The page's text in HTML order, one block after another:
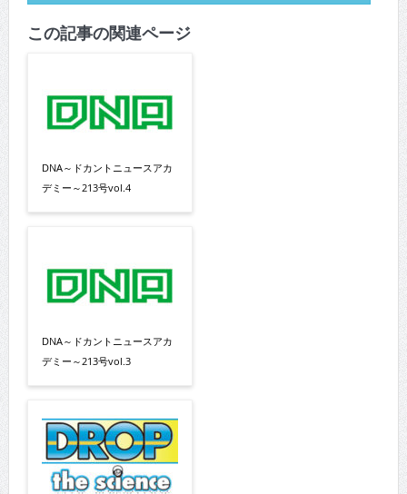
この記事の関連ページ
DNA～ドカントニュースアカ
デミー～213号vol.4
DNA～ドカントニュースアカ
デミー～213号vol.3